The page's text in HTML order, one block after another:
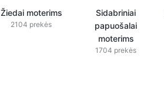
Žiedai moterims
2104 prekės
Sidabriniai
papuošalai
moterims
1704 prekės